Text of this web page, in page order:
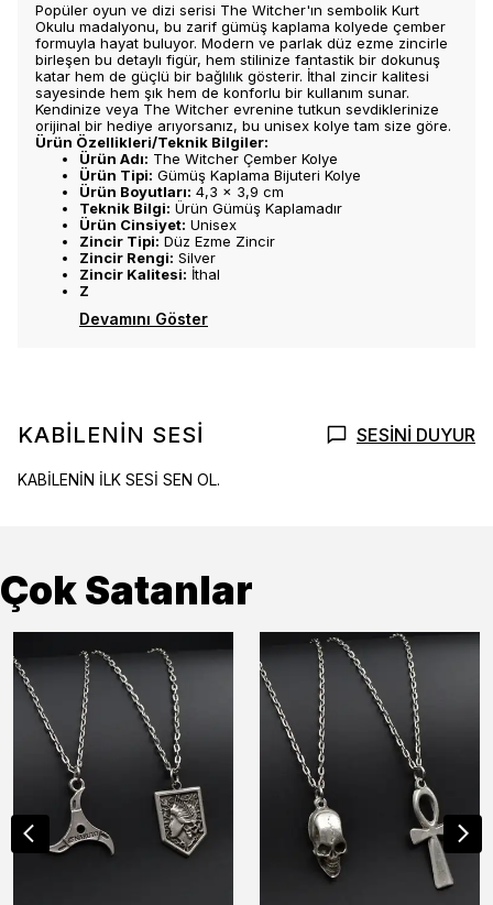
Popüler oyun ve dizi serisi The Witcher'ın sembolik Kurt
Okulu madalyonu, bu zarif gümüş kaplama kolyede çember
formuyla hayat buluyor. Modern ve parlak düz ezme zincirle
birleşen bu detaylı figür, hem stilinize fantastik bir dokunuş
katar hem de güçlü bir bağlılık gösterir. İthal zincir kalitesi
sayesinde hem şık hem de konforlu bir kullanım sunar.
Kendinize veya The Witcher evrenine tutkun sevdiklerinize
orijinal bir hediye arıyorsanız, bu unisex kolye tam size göre.
Ürün Özellikleri/Teknik Bilgiler:
Ürün Adı: The Witcher Çember Kolye
Ürün Tipi: Gümüş Kaplama Bijuteri Kolye
Ürün Boyutları: 4,3 x 3,9 cm
Teknik Bilgi: Ürün Gümüş Kaplamadır
Ürün Cinsiyet: Unisex
Zincir Tipi: Düz Ezme Zincir
Zincir Rengi: Silver
Zincir Kalitesi: İthal
Z
Devamını Göster
KABİLENİN SESİ SESİNİ DUYUR
KABİLENİN İLK SESİ SEN OL.
Çok Satanlar